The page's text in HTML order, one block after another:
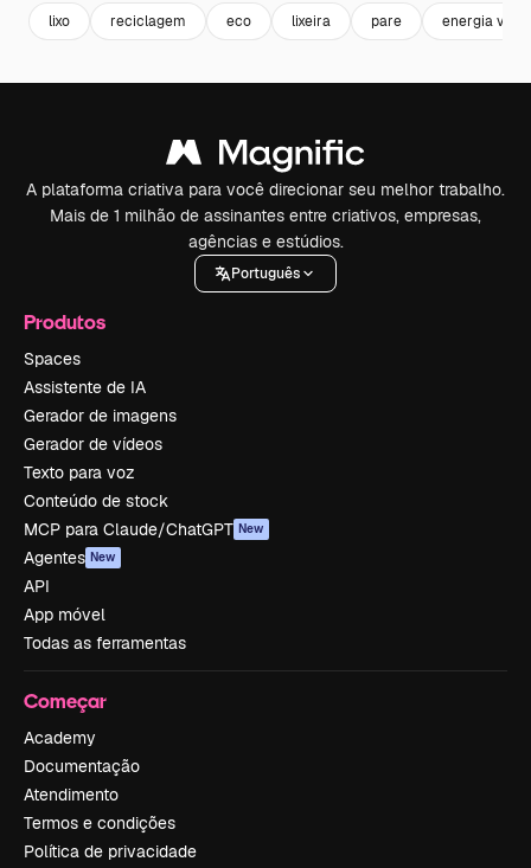
lixo reciclagem eco lixeira pare energia
A plataforma criativa para você direcionar seu melhor trabalho.
Mais de 1 milhão de assinantes entre criativos, empresas,
agências e estúdios.
Português
Produtos
Spaces
Assistente de IA
Gerador de imagens
Gerador de vídeos
Texto para voz
Conteúdo de stock
MCP para Claude/ChatGPT New
Agentes New
API
App móvel
Todas as ferramentas
Começar
Academy
Documentação
Atendimento
Termos e condições
Política de privacidade